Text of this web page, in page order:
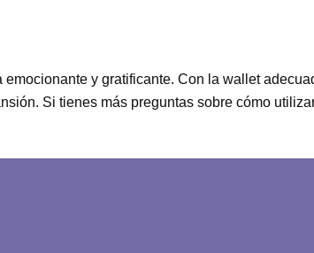
y gratificante. Con la wallet
Si tienes más preguntas sobre cómo